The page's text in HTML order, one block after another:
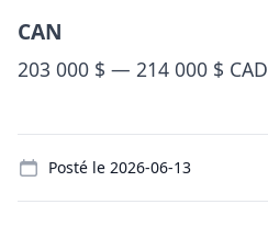
CAN
203 000 $ — 214 000 $ CAD
Posté le 2026-06-13